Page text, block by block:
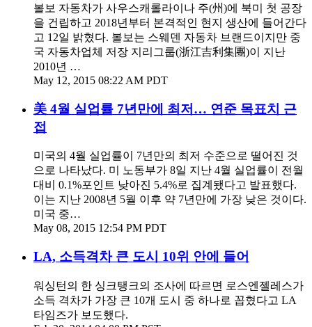
볼보 자동차가 사우스캐롤라이나 주(州)에 북미 첫 공장
을 건립하고 2018년부터 본격적인 현지 생산에 들어간다
고 12일 밝혔다. 볼보는 스웨덴 자동차 브랜드이지만 중
국 자동차업체 저장 지리그룹(浙江吉利集團)이 지난
2010년 …
May 12, 2015 08:22 AM PDT
美 4월 실업률 7년만에 최저… 연준 목표치 근
접
미국의 4월 실업률이 7년만의 최저 수준으로 떨어진 것
으로 나타났다. 미 노동부가 8일 지난 4월 실업률이 전월
대비 0.1%포인트 낮아진 5.4%로 집계됐다고 발표했다.
이는 지난 2008년 5월 이후 약 7년만에 가장 낮은 것이다.
미국 중…
May 08, 2015 12:54 PM PDT
LA, 소득격차 큰 도시 10위 안에 들어
워싱턴의 한 싱크탱크의 조사에 따르면 로스엔젤레스가
소득 격차가 가장 큰 10개 도시 중 하나로 꼽혔다고 LA
타임즈가 보도했다.